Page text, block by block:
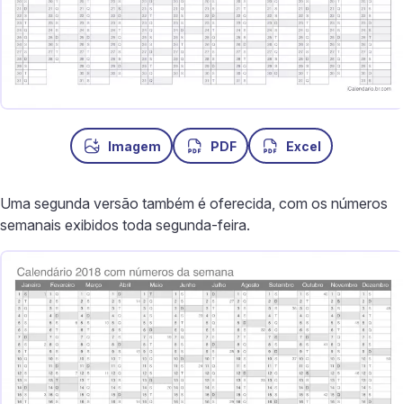
Imagem PDF Excel
Uma segunda versão também é oferecida, com os números
semanais exibidos toda segunda-feira.